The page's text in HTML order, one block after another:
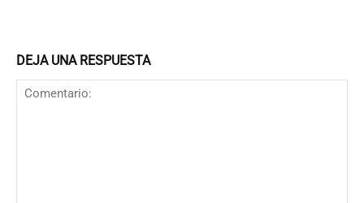
DEJA UNA RESPUESTA